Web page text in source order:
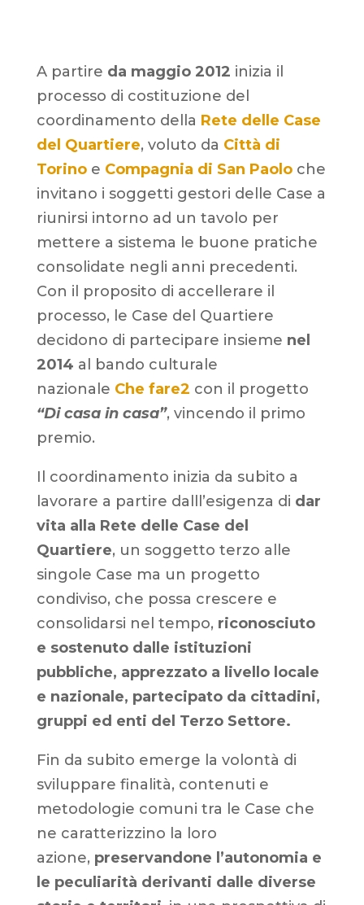
A partire da maggio 2012 inizia il
processo di costituzione del
coordinamento della Rete delle Case
del Quartiere, voluto da Città di
Torinoe Compagnia di San Paoloche
invitano i soggetti gestori delle Case a
riunirsi intorno ad un tavolo per
mettere a sistema le buone pratiche
consolidate negli anni precedenti.
Con il proposito di accellerare il
processo, le Case del Quartiere
decidono di partecipare insieme nel
2014 al bando culturale
nazionale Che fare2 con il progetto
“Di casa in casa”, vincendo il primo
premio.
Il coordinamento inizia da subito a
lavorare a partire dall
l’esigenza di dar
vita alla Rete delle Case del
Quartiere, un soggetto terzo alle
singole Case ma un progetto
condiviso, che possa crescere e
consolidarsi nel tempo, riconosciuto
e sostenuto dalle istituzioni
pubbliche, apprezzato a livello locale
e nazionale, partecipato da cittadini,
gruppi ed enti del Terzo Settore.
Fin da subito emerge la volontà di
sviluppare finalità, contenuti e
metodologie comuni tra le Case che
ne caratterizzino la loro
azione, preservandone l’autonomia e
le peculiarità derivanti dalle diverse